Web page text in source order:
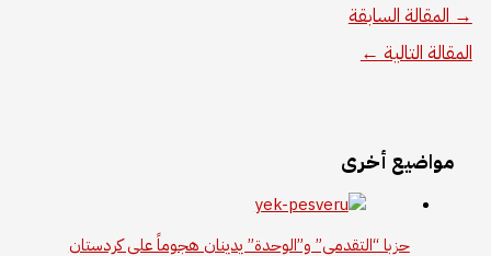
→ المقالة السابقة
المقالة التالية ←
مواضيع أخرى
حزبا “التقدمي” و”الوحدة” يدينان هجوماً على كردستان